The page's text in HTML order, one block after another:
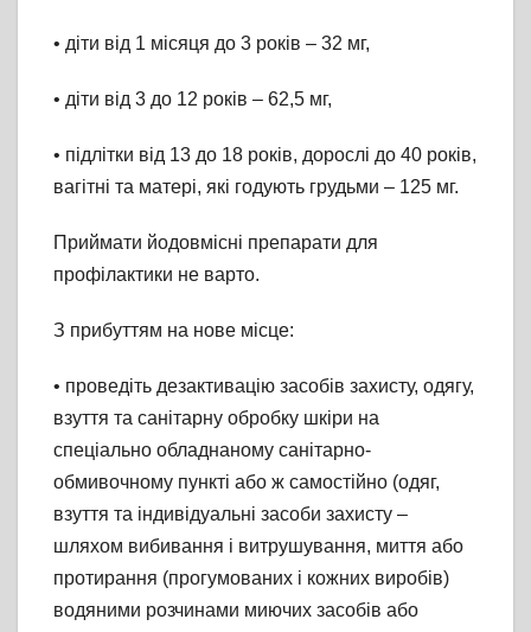
• діти від 1 місяця до 3 років – 32 мг,
• діти від 3 до 12 років – 62,5 мг,
• підлітки від 13 до 18 років, дорослі до 40 років,
вагітні та матері, які годують грудьми – 125 мг.
Приймати йодовмісні препарати для
профілактики не варто.
З прибуттям на нове місце:
• проведіть дезактивацію засобів захисту, одягу,
взуття та санітарну обробку шкіри на
спеціально обладнаному санітарно-
обмивочному пункті або ж самостійно (одяг,
взуття та індивідуальні засоби захисту –
шляхом вибивання і витрушування, миття або
протирання (прогумованих і кожних виробів)
водяними розчинами миючих засобів або